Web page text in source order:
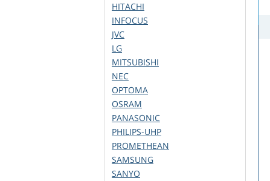
HITACHI
INFOCUS
JVC
LG
MITSUBISHI
NEC
OPTOMA
OSRAM
PANASONIC
PHILIPS-UHP
PROMETHEAN
SAMSUNG
SANYO